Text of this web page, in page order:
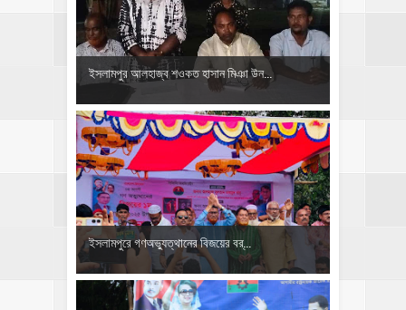
ইসলামপুর আলহাজ্ব শওকত হাসান মিঞা উন...
ইসলামপুরে গণঅভ্যুত্থানের বিজয়ের বর্...